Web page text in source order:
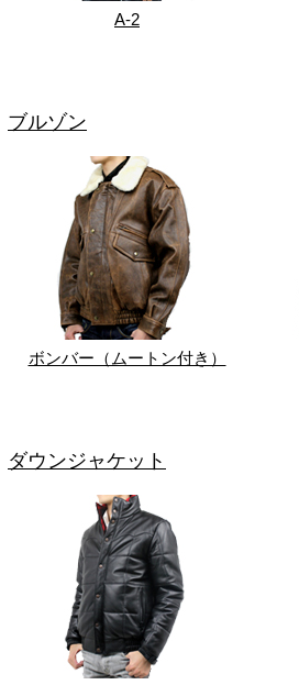
A-2
ブルゾン
ボンバー（ムートン付き）
ダウンジャケット